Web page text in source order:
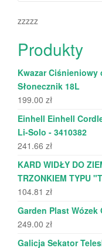
zzzzz
Produkty
Kwazar
Słonecznik 18L
199.00 zł
Einhell Einhell
Li-Solo - 3410382
241.66 zł
KARD WIDŁY DO
TRZONKIEM TYPU
104.81 zł
Garden Plast Wózek
249.00 zł
Galicja Sekator